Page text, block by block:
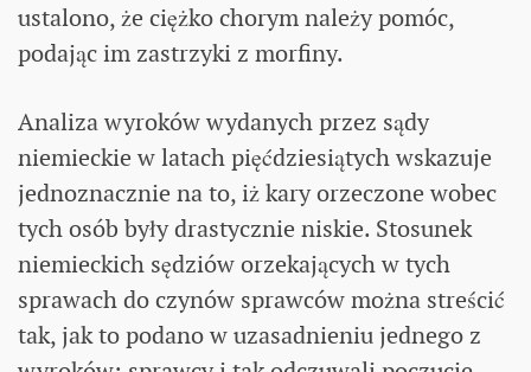
ustalono, że ciężko chorym należy pomóc,
podając im zastrzyki z morfiny.
Analiza wyroków wydanych przez sądy
niemieckie w latach pięćdziesiątych wskazuje
jednoznacznie na to, iż kary orzeczone wobec
tych osób były drastycznie niskie. Stosunek
niemieckich sędziów orzekających w tych
sprawach do czynów sprawców można streścić
tak, jak to podano w uzasadnieniu jednego z